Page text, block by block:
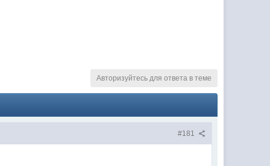
Авторизуйтесь для ответа в теме
#181